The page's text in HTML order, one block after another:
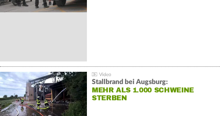
Stallbrand bei Augsburg:
MEHR ALS 1.000 SCHWEINE
STERBEN